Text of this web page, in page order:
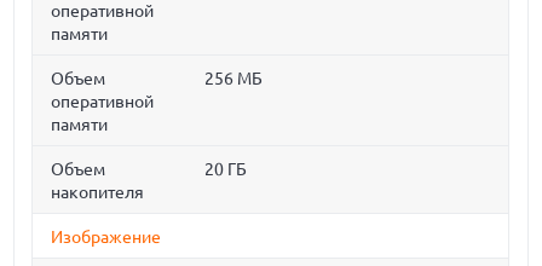
оперативной
памяти
Объем
оперативной
памяти
256 МБ
Объем
накопителя
20 ГБ
Изображение